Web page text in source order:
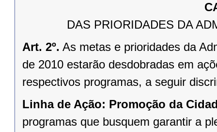
DAS PRIORIDADES DA
Art. 2º. As metas e prioridades da
de 2010 estarão desdobradas em
respectivos programas, a seguir
Linha de Ação: Promoção da
programas que busquem garantir a